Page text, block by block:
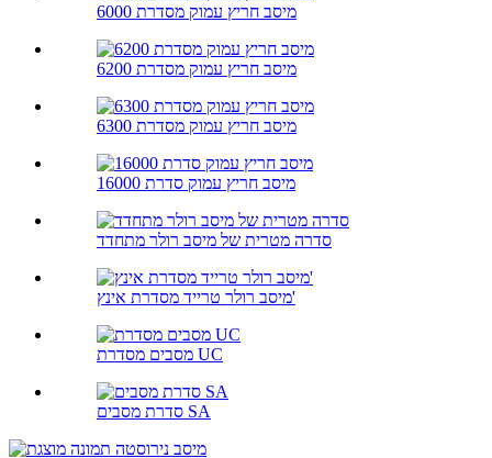
מיסב חריץ עמוק מסדרת 6000
מיסב חריץ עמוק מסדרת 6200
מיסב חריץ עמוק מסדרת 6300
מיסב חריץ עמוק סדרת 16000
סדרה מטרית של מיסב רולר מתחדד
מיסב רולר טרייד מסדרת אינץ'
מסבים מסדרת UC
סדרת מסבים SA